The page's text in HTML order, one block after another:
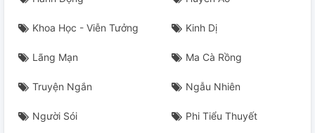
Khoa Học - Viễn Tưởng Kinh Dị
Lãng Mạn Ma Cà Rồng
Truyện Ngắn Ngẫu Nhiên
Người Sói Phi Tiểu Thuyết